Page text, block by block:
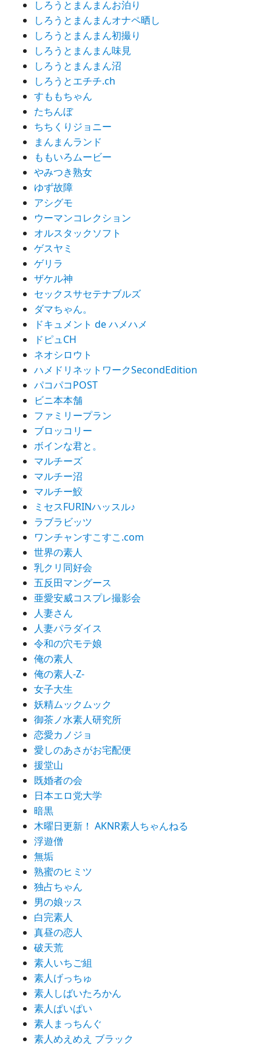
しろうとまんまんお泊り
しろうとまんまんオナペ晒し
しろうとまんまん初撮り
しろうとまんまん味見
しろうとまんまん沼
しろうとエチチ.ch
すももちゃん
たちんぼ
ちちくりジョニー
まんまんランド
ももいろムービー
やみつき熟女
ゆず故障
アシグモ
ウーマンコレクション
オルスタックソフト
ゲスヤミ
ゲリラ
ザケル神
セックスサセテナブルズ
ダマちゃん。
ドキュメント de ハメハメ
ドピュCH
ネオシロウト
ハメドリネットワークSecondEdition
パコパコPOST
ビニ本本舗
ファミリープラン
ブロッコリー
ボインな君と。
マルチーズ
マルチー沼
マルチー鮫
ミセスFURINハッスル♪
ラブラビッツ
ワンチャンすこすこ.com
世界の素人
乳クリ同好会
五反田マングース
亜愛安威コスプレ撮影会
人妻さん
人妻パラダイス
令和の穴モテ娘
俺の素人
俺の素人-Z-
女子大生
妖精ムックムック
御茶ノ水素人研究所
恋愛カノジョ
愛しのあさがお宅配便
援堂山
既婚者の会
日本エロ党大学
暗黒
木曜日更新！ AKNR素人ちゃんねる
浮遊僧
無垢
熟蜜のヒミツ
独占ちゃん
男の娘ッス
白完素人
真昼の恋人
破天荒
素人いちご組
素人げっちゅ
素人しばいたろかん
素人ぱいぱい
素人まっちんぐ
素人めえめえ ブラック